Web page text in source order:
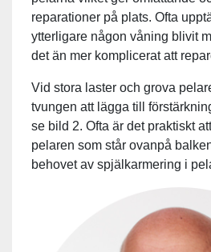
reparationer på plats. Ofta
ytterligare någon våning blivit
det än mer komplicerat att
Vid stora laster och grova
tvungen att lägga till
se bild 2. Ofta är det praktiskt
pelaren som står ovanpå
behovet av spjälkarmering i